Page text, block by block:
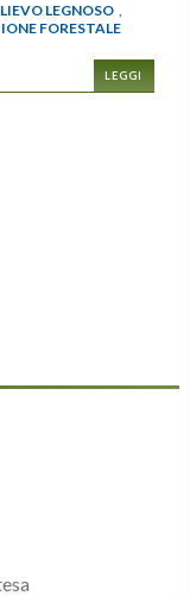
LEGNOSO ,
FORESTALE
LEGGI